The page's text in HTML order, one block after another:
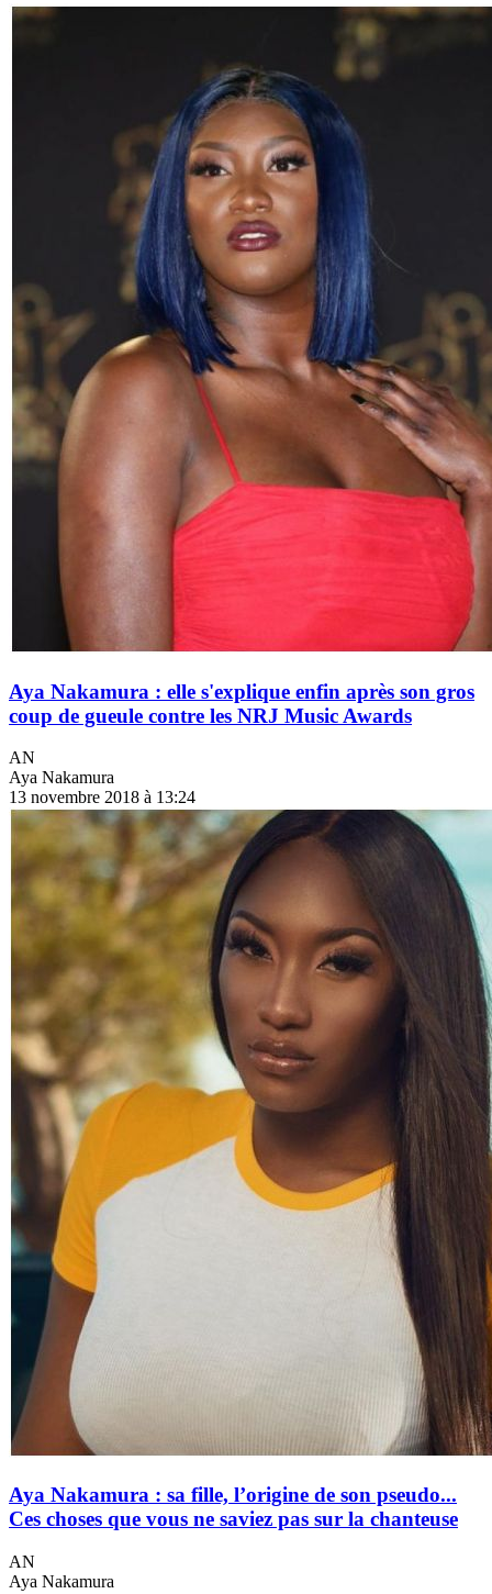
Aya Nakamura : elle s'explique enfin après son gros
coup de gueule contre les NRJ Music Awards
AN
Aya Nakamura
13 novembre 2018 à 13:24
Aya Nakamura : sa fille, l’origine de son pseudo...
Ces choses que vous ne saviez pas sur la chanteuse
AN
Aya Nakamura